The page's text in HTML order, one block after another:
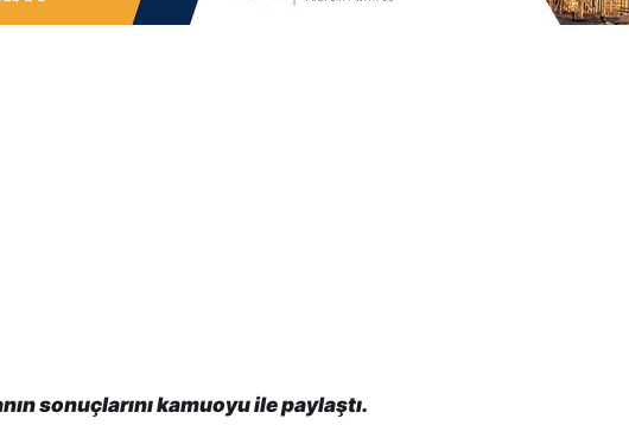
sonuçlarını kamuoyu ile paylaştı.